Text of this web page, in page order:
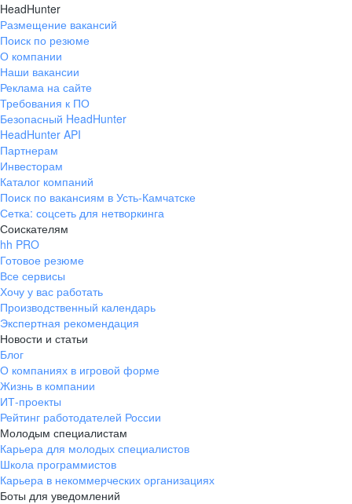
HeadHunter
Размещение вакансий
Поиск по резюме
О компании
Наши вакансии
Реклама на сайте
Требования к ПО
Безопасный HeadHunter
HeadHunter API
Партнерам
Инвесторам
Каталог компаний
Поиск по вакансиям в Усть-Камчатске
Сетка: соцсеть для нетворкинга
Соискателям
hh PRO
Готовое резюме
Все сервисы
Хочу у вас работать
Производственный календарь
Экспертная рекомендация
Новости и статьи
Блог
О компаниях в игровой форме
Жизнь в компании
ИТ-проекты
Рейтинг работодателей России
Молодым специалистам
Карьера для молодых специалистов
Школа программистов
Карьера в некоммерческих организациях
Боты для уведомлений